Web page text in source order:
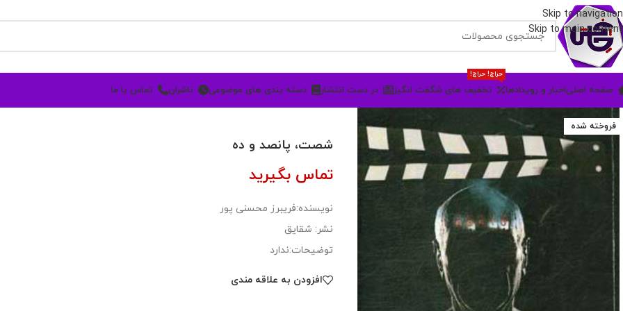
Skip to navigation
Skip to main content
صفحه اصلیاخبار و رویدادها تخفیف های شگفت انگیز
حراج! حراج!
در دست انتشار دسته بندی های موضوعی ناشران تماس با ما
فروخته شده
شصت، پانصد و ده
تماس بگیرید
نویسنده:فریبرز محسنی پور
نشر: شقایق
توضیحات:ندارد
افزودن به علاقه مندی